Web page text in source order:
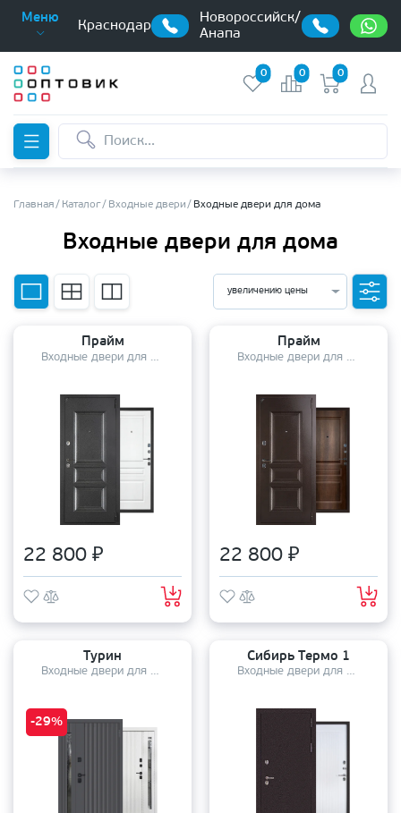
Меню
Краснодар
Новороссийск/
Анапа
0 0 0
Главная Каталог Входные двери Входные двери для дома
Входные двери для дома
увеличению цены
Прайм
Входные двери для дома
22 800 ₽
Прайм
Входные двери для дома
22 800 ₽
Турин
Входные двери для дома
-29%
Сибирь Термо 1
Входные двери для дома